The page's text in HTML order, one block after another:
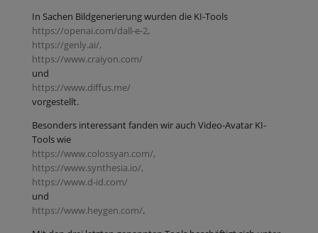
In Sachen Bildgenerierung wurden die KI-Tools
https://openai.com/dall-e-2,
https://genly.ai/,
https://www.craiyon.com/
und
https://www.diffus.me/
vorgestellt.
Besonders interessant fanden wir auch Video-Avatar KI-
Tools wie
https://www.colossyan.com/,
https://www.synthesia.io/,
https://www.d-id.com/
und
https://www.heygen.com/.